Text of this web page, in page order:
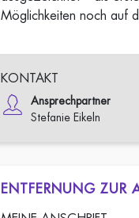
Möglichkeiten noch auf
KONTAKT
Ansprechpartner
Stefanie Eikeln
ENTFERNUNG ZUR